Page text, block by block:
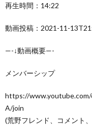
再生時間：14:22
動画投稿：2021-11-
—-↓動画概要—-
メンバーシップ
https://
A/join
(荒野フレンド、コメント